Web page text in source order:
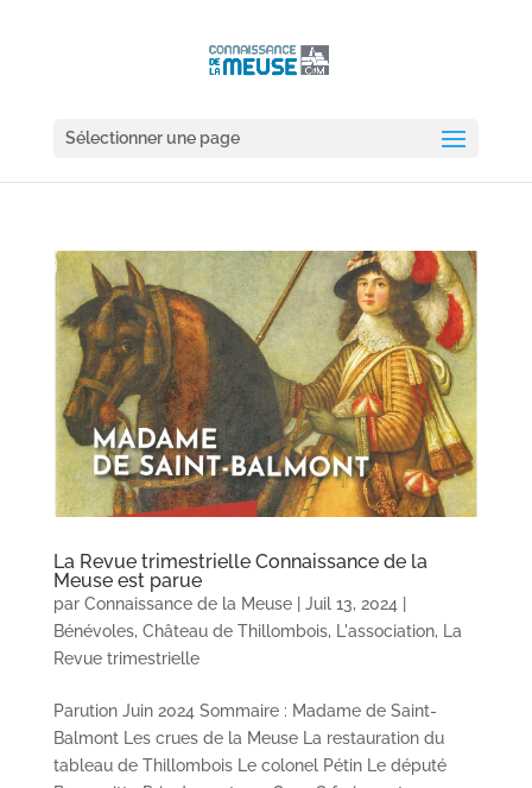
Sélectionner une page
La Revue trimestrielle Connaissance de la
Meuse est parue
par Connaissance de la Meuse| Juil 13, 2024
Bénévoles, Château de Thillombois, L'association,
La
Revue trimestrielle
Parution Juin 2024 Sommaire : Madame de Saint-
Balmont Les crues de la Meuse La restauration du
tableau de Thillombois Le colonel Pétin Le député